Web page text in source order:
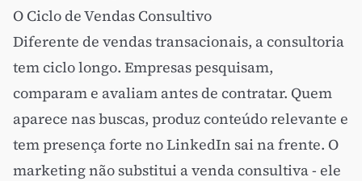
O Ciclo de Vendas Consultivo
Diferente de vendas transacionais, a consultoria
tem ciclo longo. Empresas pesquisam,
comparam e avaliam antes de contratar. Quem
aparece nas buscas, produz conteúdo relevante e
tem presença forte no LinkedIn sai na frente. O
marketing não substitui a venda consultiva - ele